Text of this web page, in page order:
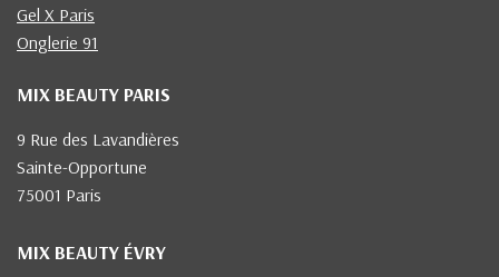
Gel X Paris
Onglerie 91
MIX BEAUTY PARIS
9 Rue des Lavandières
Sainte-Opportune
75001 Paris
MIX BEAUTY ÉVRY